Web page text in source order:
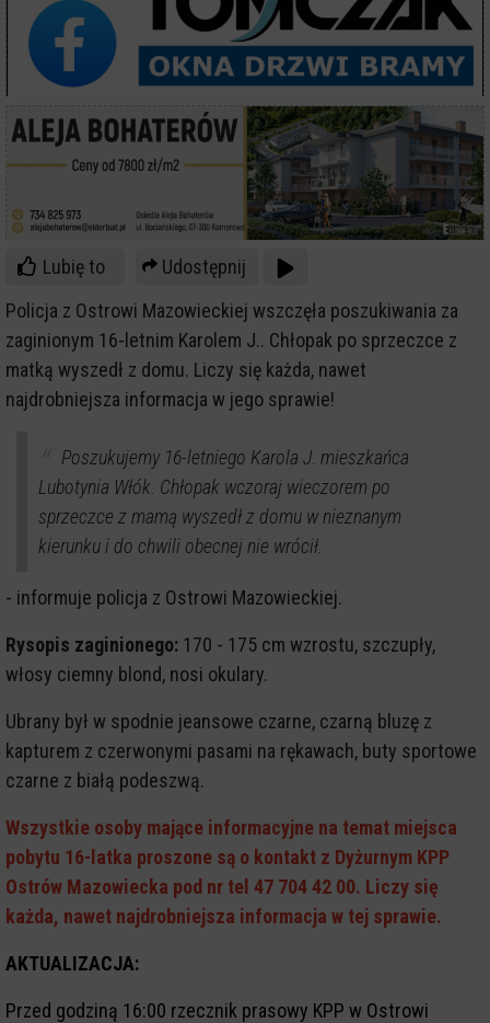
Lubię to
Udostępnij
Policja z Ostrowi Mazowieckiej wszczęła poszukiwania za
zaginionym 16-letnim Karolem J.. Chłopak po sprzeczce z
matką wyszedł z domu. Liczy się każda, nawet
najdrobniejsza informacja w jego sprawie!
Poszukujemy 16-letniego Karola J. mieszkańca
Lubotynia Włók. Chłopak wczoraj wieczorem po
sprzeczce z mamą wyszedł z domu w nieznanym
kierunku i do chwili obecnej nie wrócił.
- informuje policja z Ostrowi Mazowieckiej.
Rysopis zaginionego: 170 - 175 cm wzrostu, szczupły,
włosy ciemny blond, nosi okulary.
Ubrany był w spodnie jeansowe czarne, czarną bluzę z
kapturem z czerwonymi pasami na rękawach, buty sportowe
czarne z białą podeszwą.
Wszystkie osoby mające informacyjne na temat miejsca
pobytu 16-latka proszone są o kontakt z Dyżurnym KPP
Ostrów Mazowiecka pod nr tel 47 704 42 00. Liczy się
każda, nawet najdrobniejsza informacja w tej sprawie.
AKTUALIZACJA:
Przed godziną 16:00 rzecznik prasowy KPP w Ostrowi